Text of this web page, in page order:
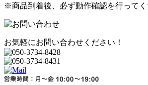
※商品到着後、必ず動作確認を行ってく
お気軽にお問い合わせください！